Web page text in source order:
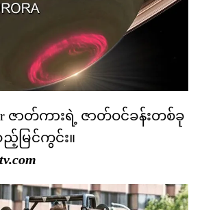
ဇာတ်ကားရဲ့ ဇာတ်ဝင်ခန်းတစ်ခု
မြင်ကွင်း။